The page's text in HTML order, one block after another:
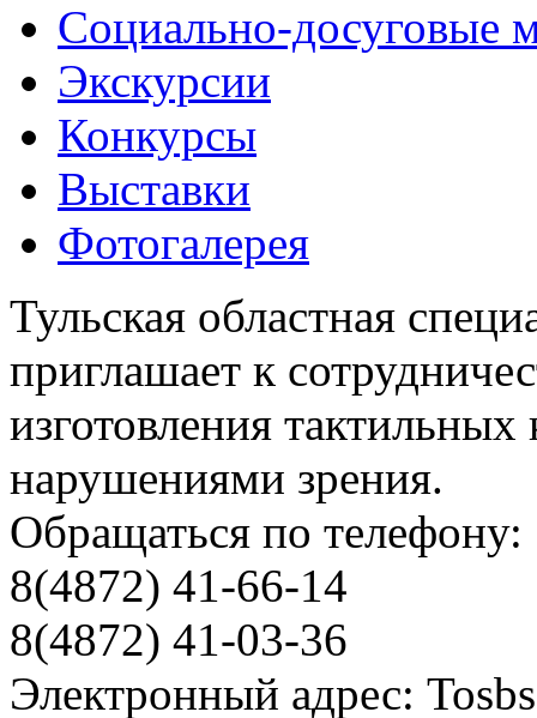
Социально-досуговые
Экскурсии
Конкурсы
Выставки
Фотогалерея
Тульская областная
приглашает к
изготовления
нарушениями зрения.
Обращаться по телефону:
8(4872) 41-66-14
8(4872) 41-03-36
Электронный адрес: